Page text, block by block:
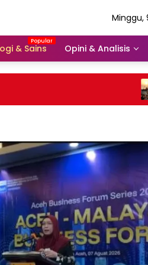
Minggu,
& Sains Opini & Analisis
Pariwisata
Semester I